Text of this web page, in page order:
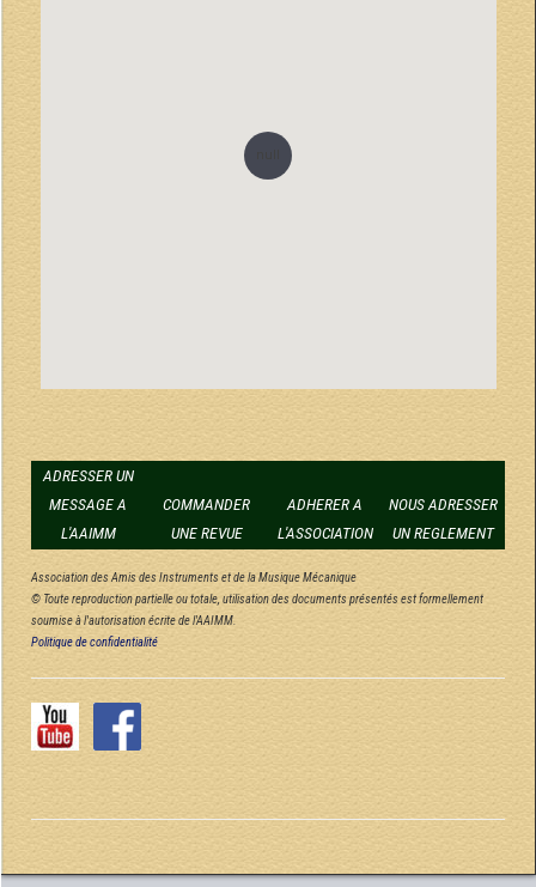
ADRESSER UN
MESSAGE A
L'AAIMM
COMMANDER
UNE REVUE
ADHERER A
L'ASSOCIATION
NOUS ADRESSER
UN REGLEMENT
Association des Amis des Instruments et de la Musique Mécanique
© Toute reproduction partielle ou totale, utilisation des documents présentés est formellement
soumise à l'autorisation écrite de l'AAIMM.
Politique de confidentialité